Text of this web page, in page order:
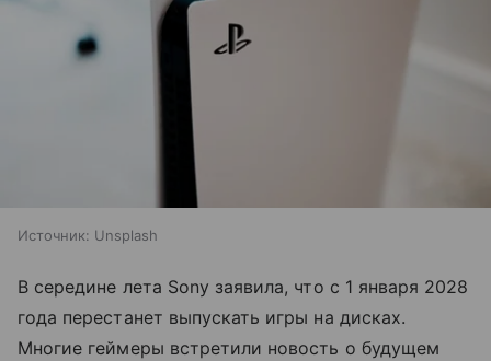
Источник: Unsplash
В середине лета Sony заявила, что с 1 января 2028
года перестанет выпускать игры на дисках.
Многие геймеры встретили новость о будущем